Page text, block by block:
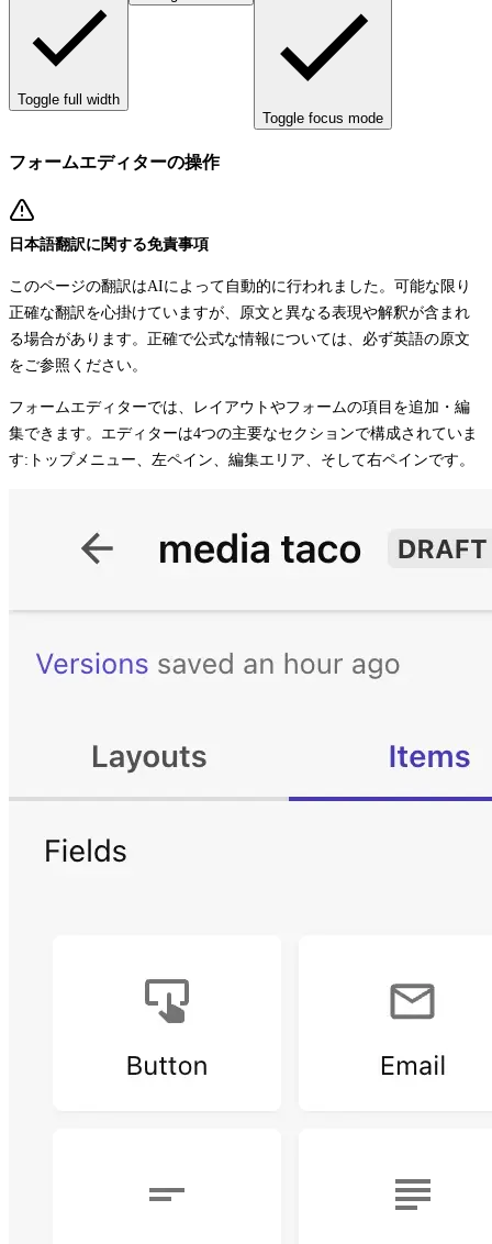
Toggle full width
Toggle focus mode
フォームエディターの操作
日本語翻訳に関する免責事項
このページの翻訳はAIによって自動的に行われました。可能な限り
正確な翻訳を心掛けていますが、原文と異なる表現や解釈が含まれ
る場合があります。正確で公式な情報については、必ず英語の原文
をご参照ください。
フォームエディターでは、レイアウトやフォームの項目を追加・編
集できます。エディターは4つの主要なセクションで構成されていま
す:トップメニュー、左ペイン、編集エリア、そして右ペインです。